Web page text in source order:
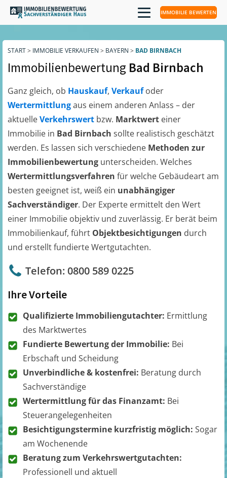
IMMOBILIE BEWERTEN
START> IMMOBILIE VERKAUFEN > BAYERN > BAD BIRNBACH
Immobilienbewertung Bad Birnbach
Ganz gleich, ob Hauskauf, Verkaufoder
Wertermittlungaus einem anderen Anlass – der
aktuelleVerkehrswert bzw. Marktwert einer
Immobilie in Bad Birnbach sollte realistisch geschätzt
werden. Es lassen sich verschiedene Methoden zur
Immobilienbewertung unterscheiden. Welches
Wertermittlungsverfahren für welche Gebäudeart am
besten geeignet ist, weiß ein unabhängiger
Sachverständiger. Der Experte ermittelt den Wert
einer Immobilie objektiv und zuverlässig. Er berät beim
Immobilienkauf, führt Objektbesichtigungen durch
und erstellt fundierte Wertgutachten.
Telefon: 0800 589 0225
Ihre Vorteile
Qualifizierte Immobiliengutachter: Ermittlung
des Marktwertes
Fundierte Bewertung der Immobilie: Bei
Erbschaft und Scheidung
Unverbindliche & kostenfrei: Beratung durch
Sachverständige
Wertermittlung für das Finanzamt: Bei
Steuerangelegenheiten
Besichtigungstermine kurzfristig möglich: Sogar
am Wochenende
Beratung zum Verkehrswertgutachten:
Professionell und aktuell